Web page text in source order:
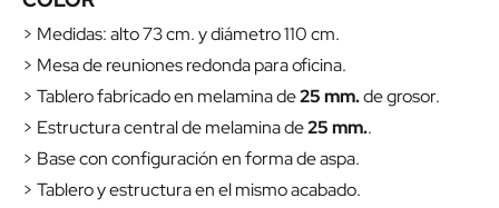
> Medidas: alto 73 cm. y diámetro 110 cm.
> Mesa de reuniones redonda para oficina.
> Tablero fabricado en melamina de25 mm.de grosor.
> Estructura central de melamina de25 mm..
> Base con configuración en forma de aspa.
> Tablero y estructura en el mismo acabado.